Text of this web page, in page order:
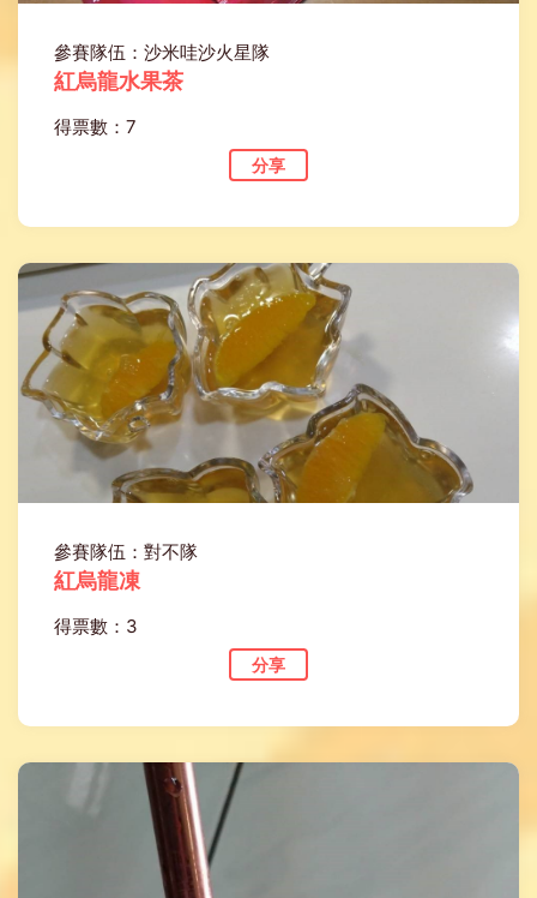
參賽隊伍：沙米哇沙火星隊
紅烏龍水果茶
得票數：7
分享
參賽隊伍：對不隊
紅烏龍凍
得票數：3
分享